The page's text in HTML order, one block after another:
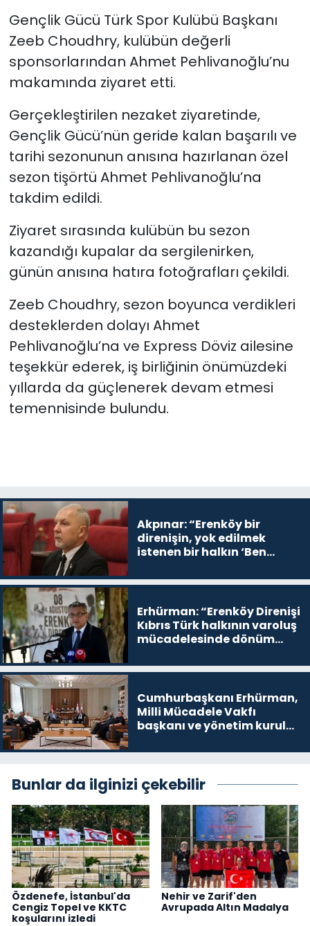
Gençlik Gücü Türk Spor Kulübü Başkanı
Zeeb Choudhry, kulübün değerli
sponsorlarından Ahmet Pehlivanoğlu’nu
makamında ziyaret etti.
Gerçekleştirilen nezaket ziyaretinde,
Gençlik Gücü’nün geride kalan başarılı ve
tarihi sezonunun anısına hazırlanan özel
sezon tişörtü Ahmet Pehlivanoğlu’na
takdim edildi.
Ziyaret sırasında kulübün bu sezon
kazandığı kupalar da sergilenirken,
günün anısına hatıra fotoğrafları çekildi.
Zeeb Choudhry, sezon boyunca verdikleri
desteklerden dolayı Ahmet
Pehlivanoğlu’na ve Express Döviz ailesine
teşekkür ederek, iş birliğinin önümüzdeki
yıllarda da güçlenerek devam etmesi
temennisinde bulundu.
Akpınar: “Erenköy bir
direnişin, yok edilmek
istenen bir halkın ‘Ben
devam edeceğim’ dediği
Erhürman: “Erenköy Direnişi
Kıbrıs Türk halkının varoluş
mücadelesinde dönüm
Cumhurbaşkanı Erhürman,
Milli Mücadele Vakfı
başkanı ve yönetim kurulu
Bunlar da ilginizi çekebilir
Özdenefe, İstanbul'da
Cengiz Topel ve KKTC
koşularını izledi
Nehir ve Zarif'den
Avrupada Altın Madalya
Spor
Teknoloji
Video Galeri
YAŞAM
Yazarlar